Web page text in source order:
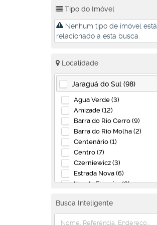
Tipo do Imóvel
Nenhum tipo de imóvel está
relacionado a esta busca.
Localidade
Jaraguá do Sul (98)
Água Verde (3)
Amizade (12)
Barra do Rio Cerro (9)
Barra do Rio Molha (2)
Centenário (1)
Centro (7)
Czerniewicz (3)
Estrada Nova (6)
Ilha da Figueira (9)
Jaraguá Esquerdo (4)
João Pessoa (3)
Busca Inteligente